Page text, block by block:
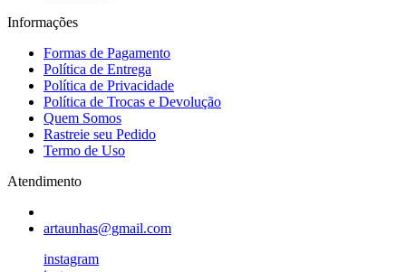
Informações
Formas de Pagamento
Política de Entrega
Política de Privacidade
Política de Trocas e Devolução
Quem Somos
Rastreie seu Pedido
Termo de Uso
Atendimento
artaunhas@gmail.com
instagram